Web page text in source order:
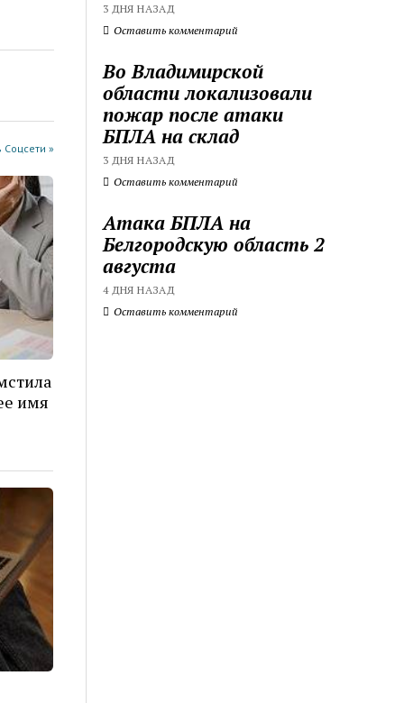
»
имя
3 ДНЯ НАЗАД
Оставить комментарий
Во Владимирской
области локализовали
пожар после атаки
БПЛА на склад
3 ДНЯ НАЗАД
Оставить комментарий
Атака БПЛА на
Белгородскую область 2
августа
4 ДНЯ НАЗАД
Оставить комментарий